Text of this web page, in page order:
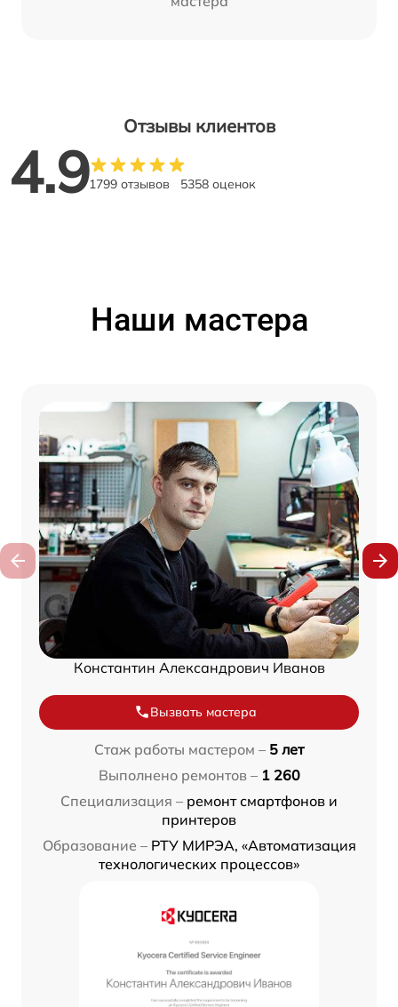
Отзывы клиентов
4.91799 отзывов 5358 оценок
Наши мастера
Константин Александрович Иванов
Вызвать мастера
Стаж работы мастером – 5 лет
Выполнено ремонтов – 1 260
Специализация – ремонт смартфонов и
принтеров
Образование – РТУ МИРЭА, «Автоматизация
технологических процессов»